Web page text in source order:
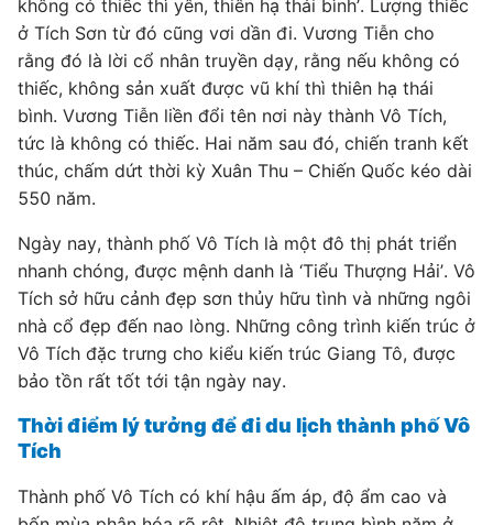
không có thiếc thì yên, thiên hạ thái bình’. Lượng thiếc
ở Tích Sơn từ đó cũng vơi dần đi. Vương Tiễn cho
rằng đó là lời cổ nhân truyền dạy, rằng nếu không có
thiếc, không sản xuất được vũ khí thì thiên hạ thái
bình. Vương Tiễn liền đổi tên nơi này thành Vô Tích,
tức là không có thiếc. Hai năm sau đó, chiến tranh kết
thúc, chấm dứt thời kỳ Xuân Thu – Chiến Quốc kéo dài
550 năm.
Ngày nay, thành phố Vô Tích là một đô thị phát triển
nhanh chóng, được mệnh danh là ‘Tiểu Thượng Hải’. Vô
Tích sở hữu cảnh đẹp sơn thủy hữu tình và những ngôi
nhà cổ đẹp đến nao lòng. Những công trình kiến trúc ở
Vô Tích đặc trưng cho kiểu kiến trúc Giang Tô, được
bảo tồn rất tốt tới tận ngày nay.
Thời điểm lý tưởng để đi du lịch thành phố Vô
Tích
Thành phố Vô Tích có khí hậu ấm áp, độ ẩm cao và